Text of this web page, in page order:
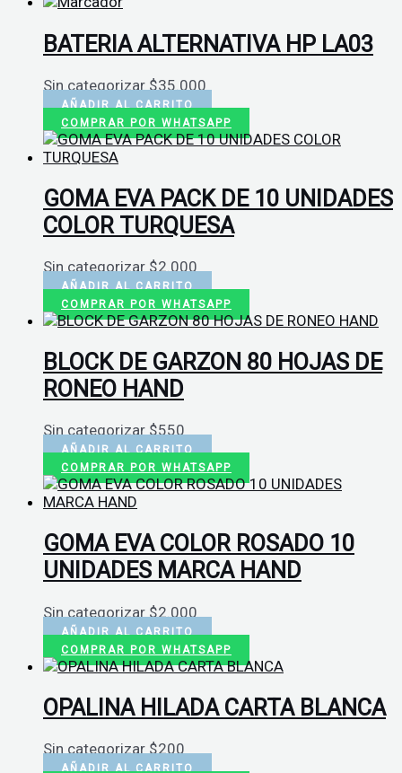
BATERIA ALTERNATIVA HP LA03
Sin categorizar $35.000
AÑADIR AL CARRITO
COMPRAR POR WHATSAPP
GOMA EVA PACK DE 10 UNIDADES
COLOR TURQUESA
Sin categorizar $2.000
AÑADIR AL CARRITO
COMPRAR POR WHATSAPP
BLOCK DE GARZON 80 HOJAS DE
RONEO HAND
Sin categorizar$550
AÑADIR AL CARRITO
COMPRAR POR WHATSAPP
GOMA EVA COLOR ROSADO 10
UNIDADES MARCA HAND
Sin categorizar $2.000
AÑADIR AL CARRITO
COMPRAR POR WHATSAPP
OPALINA HILADA CARTA BLANCA
Sin categorizar $200
AÑADIR AL CARRITO